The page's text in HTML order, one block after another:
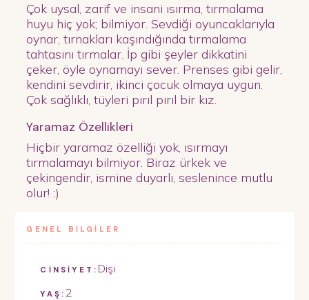
Çok uysal, zarif ve insani ısırma, tırmalama
huyu hiç yok; bilmiyor. Sevdiği oyuncaklarıyla
oynar, tırnakları kaşındığında tırmalama
tahtasını tırmalar. İp gibi şeyler dikkatini
çeker, öyle oynamayı sever. Prenses gibi gelir,
kendini sevdirir, ikinci çocuk olmaya uygun.
Çok sağlıklı, tüyleri pırıl pırıl bir kız.
Yaramaz Özellikleri
Hiçbir yaramaz özelliği yok, ısırmayı
tırmalamayı bilmiyor. Biraz ürkek ve
çekingendir, ismine duyarlı, seslenince mutlu
olur! :)
GENEL BİLGİLER
CİNSİYET: Dişi
YAŞ: 2